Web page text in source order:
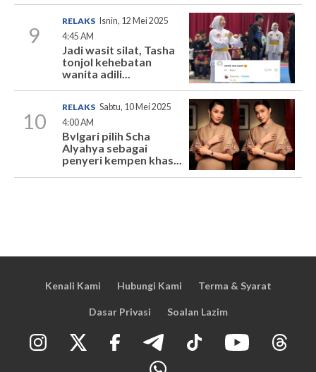
9
RELAKS Isnin, 12 Mei 2025
4:45 AM
Jadi wasit silat, Tasha
tonjol kehebatan
wanita adili...
10
RELAKS Sabtu, 10 Mei 2025
4:00 AM
Bvlgari pilih Scha
Alyahya sebagai
penyeri kempen khas...
Kenali Kami Hubungi Kami Terma & Syarat
Dasar Privasi Soalan Lazim